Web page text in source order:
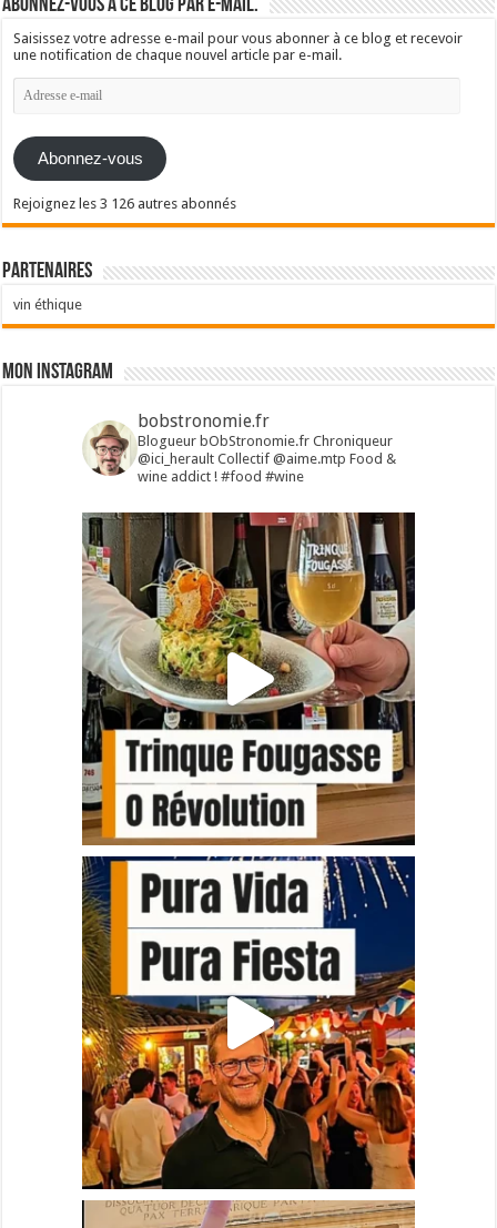
Abonnez-vous à ce blog par e-mail.
Saisissez votre adresse e-mail pour vous abonner à ce blog et recevoir
une notification de chaque nouvel article par e-mail.
Adresse
e-
Abonnez-vous
Rejoignez les 3 126 autres abonnés
Partenaires
vin éthique
Mon Instagram
bobstronomie.fr
Blogueur bObStronomie.fr Chroniqueur
@ici_heraultCollectif @aime.mtp Food &
wine addict !#food #wine